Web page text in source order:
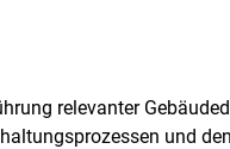
relevanter
und